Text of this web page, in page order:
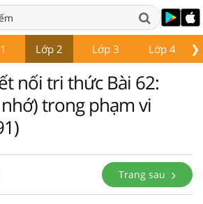
❯
Lớp 2 Lớp 3 Lớp 4
nối tri thức Bài 62:
trong phạm vi
Trang sau